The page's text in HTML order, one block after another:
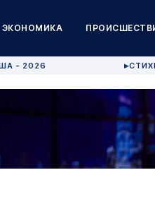
ЭКОНОМИКА
- 2026 ▶